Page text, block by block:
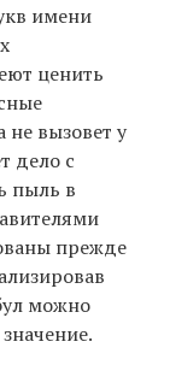
имени
ценить
не вызовет у
дело с
пыль в
прежде
можно